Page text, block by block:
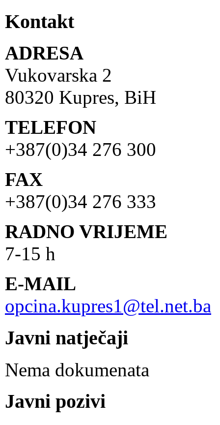
Kontakt
ADRESA
Vukovarska 2
80320 Kupres, BiH
TELEFON
+387(0)34 276 300
FAX
+387(0)34 276 333
RADNO VRIJEME
7-15 h
E-MAIL
opcina.kupres1@tel.net.ba
Javni natječaji
Nema dokumenata
Javni pozivi